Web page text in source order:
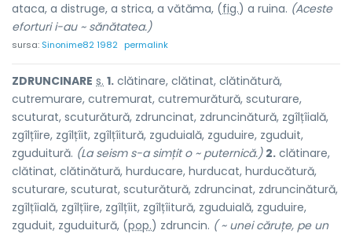
ataca, a distruge, a strica, a vătăma, (fig.) a ruina. (Aceste
eforturi i-au ~ sănătatea.)
sursa: Sinonime82 1982 permalink
ZDRUNCINARE s. 1. clătinare, clătinat, clătinătură,
cutremurare, cutremurat, cutremurătură, scuturare,
scuturat, scuturătură, zdruncinat, zdruncinătură, zgîlțîială,
zgîlțîire, zgîlțîit, zgîlțîitură, zguduială, zguduire, zguduit,
zguduitură. (La seism s-a simțit o ~ puternică.) 2. clătinare,
clătinat, clătinătură, hurducare, hurducat, hurducătură,
scuturare, scuturat, scuturătură, zdruncinat, zdruncinătură,
zgîlțîială, zgîlțîire, zgîlțîit, zgîlțîitură, zguduială, zguduire,
zguduit, zguduitură, (pop.) zdruncin. ( ~ unei căruțe, pe un